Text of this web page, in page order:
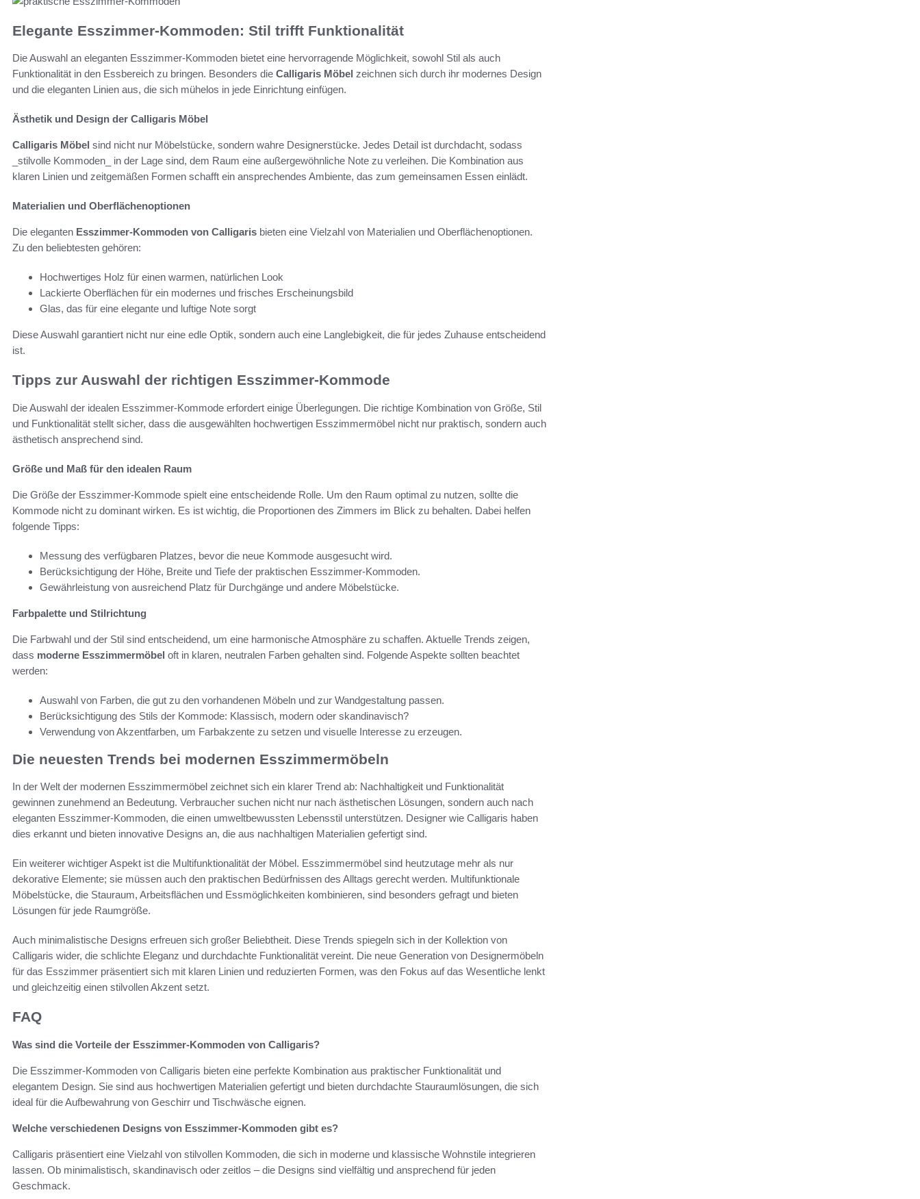
Elegante Esszimmer-Kommoden: Stil trifft Funktionalität
Die Auswahl an eleganten Esszimmer-Kommoden bietet eine hervorragende Möglichkeit, sowohl Stil als auch
Funktionalität in den Essbereich zu bringen. Besonders die Calligaris Möbel zeichnen sich durch ihr modernes Design
und die eleganten Linien aus, die sich mühelos in jede Einrichtung einfügen.
Ästhetik und Design der Calligaris Möbel
Calligaris Möbel sind nicht nur Möbelstücke, sondern wahre Designerstücke. Jedes Detail ist durchdacht, sodass
_stilvolle Kommoden_ in der Lage sind, dem Raum eine außergewöhnliche Note zu verleihen. Die Kombination aus
klaren Linien und zeitgemäßen Formen schafft ein ansprechendes Ambiente, das zum gemeinsamen Essen einlädt.
Materialien und Oberflächenoptionen
Die eleganten Esszimmer-Kommoden von Calligaris bieten eine Vielzahl von Materialien und Oberflächenoptionen.
Zu den beliebtesten gehören:
Hochwertiges Holz für einen warmen, natürlichen Look
Lackierte Oberflächen für ein modernes und frisches Erscheinungsbild
Glas, das für eine elegante und luftige Note sorgt
Diese Auswahl garantiert nicht nur eine edle Optik, sondern auch eine Langlebigkeit, die für jedes Zuhause entscheidend
ist.
Tipps zur Auswahl der richtigen Esszimmer-Kommode
Die Auswahl der idealen Esszimmer-Kommode erfordert einige Überlegungen. Die richtige Kombination von Größe, Stil
und Funktionalität stellt sicher, dass die ausgewählten hochwertigen Esszimmermöbel nicht nur praktisch, sondern auch
ästhetisch ansprechend sind.
Größe und Maß für den idealen Raum
Die Größe der Esszimmer-Kommode spielt eine entscheidende Rolle. Um den Raum optimal zu nutzen, sollte die
Kommode nicht zu dominant wirken. Es ist wichtig, die Proportionen des Zimmers im Blick zu behalten. Dabei helfen
folgende Tipps:
Messung des verfügbaren Platzes, bevor die neue Kommode ausgesucht wird.
Berücksichtigung der Höhe, Breite und Tiefe der praktischen Esszimmer-Kommoden.
Gewährleistung von ausreichend Platz für Durchgänge und andere Möbelstücke.
Farbpalette und Stilrichtung
Die Farbwahl und der Stil sind entscheidend, um eine harmonische Atmosphäre zu schaffen. Aktuelle Trends zeigen,
dass moderne Esszimmermöbel oft in klaren, neutralen Farben gehalten sind. Folgende Aspekte sollten beachtet
werden:
Auswahl von Farben, die gut zu den vorhandenen Möbeln und zur Wandgestaltung passen.
Berücksichtigung des Stils der Kommode: Klassisch, modern oder skandinavisch?
Verwendung von Akzentfarben, um Farbakzente zu setzen und visuelle Interesse zu erzeugen.
Die neuesten Trends bei modernen Esszimmermöbeln
In der Welt der modernen Esszimmermöbel zeichnet sich ein klarer Trend ab: Nachhaltigkeit und Funktionalität
gewinnen zunehmend an Bedeutung. Verbraucher suchen nicht nur nach ästhetischen Lösungen, sondern auch nach
eleganten Esszimmer-Kommoden, die einen umweltbewussten Lebensstil unterstützen. Designer wie Calligaris haben
dies erkannt und bieten innovative Designs an, die aus nachhaltigen Materialien gefertigt sind.
Ein weiterer wichtiger Aspekt ist die Multifunktionalität der Möbel. Esszimmermöbel sind heutzutage mehr als nur
dekorative Elemente; sie müssen auch den praktischen Bedürfnissen des Alltags gerecht werden. Multifunktionale
Möbelstücke, die Stauraum, Arbeitsflächen und Essmöglichkeiten kombinieren, sind besonders gefragt und bieten
Lösungen für jede Raumgröße.
Auch minimalistische Designs erfreuen sich großer Beliebtheit. Diese Trends spiegeln sich in der Kollektion von
Calligaris wider, die schlichte Eleganz und durchdachte Funktionalität vereint. Die neue Generation von Designermöbeln
für das Esszimmer präsentiert sich mit klaren Linien und reduzierten Formen, was den Fokus auf das Wesentliche lenkt
und gleichzeitig einen stilvollen Akzent setzt.
FAQ
Was sind die Vorteile der Esszimmer-Kommoden von Calligaris?
Die Esszimmer-Kommoden von Calligaris bieten eine perfekte Kombination aus praktischer Funktionalität und
elegantem Design. Sie sind aus hochwertigen Materialien gefertigt und bieten durchdachte Stauraumlösungen, die sich
ideal für die Aufbewahrung von Geschirr und Tischwäsche eignen.
Welche verschiedenen Designs von Esszimmer-Kommoden gibt es?
Calligaris präsentiert eine Vielzahl von stilvollen Kommoden, die sich in moderne und klassische Wohnstile integrieren
lassen. Ob minimalistisch, skandinavisch oder zeitlos – die Designs sind vielfältig und ansprechend für jeden
Geschmack.